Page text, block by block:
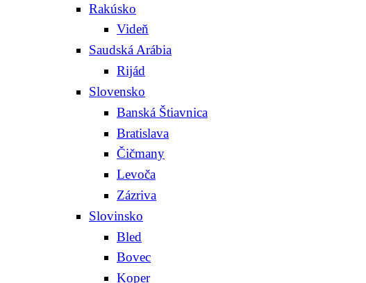
Rakúsko
Videň
Saudská Arábia
Rijád
Slovensko
Banská Štiavnica
Bratislava
Čičmany
Levoča
Zázriva
Slovinsko
Bled
Bovec
Koper